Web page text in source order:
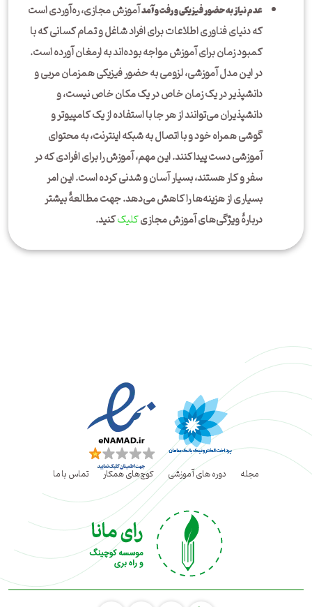
عدم نیاز به حضور فیزیکی و رفت و آمدآموزش مجازی، ره‌آوردی است
که دنیای فناوری اطلاعات برای افراد شاغل و تمام کسانی که با
کمبود زمان برای آموزش مواجه بوده‌اند به ارمغان آورده است.
در این مدل آموزشی، لزو‌می‌ به حضور فیزیکی همزمان مربی و
دانشپذیر در یک زمان خاص در یک مکان خاص نیست، و
دانشپذیران ‌می‌توانند از هر جا با استفاده از یک کامپیوتر و
گوشی همراه خود و با اتصال به شبکه اینترنت، به محتوای
آموزشی دست پیدا کنند. این مهم، آموزش را برای افرادی که در
سفر و کار هستند، بسیار آسان و شدنی کرده است. این امر
بسیاری از هزینه‌ها را کاهش می‌دهد. جهت مطالعۀ بیشتر
دربارۀ ویژگی‌های آموزش مجازیکلیککنید.
مجله دوره های آموزشی کوچ‌های همکار تماس با ما